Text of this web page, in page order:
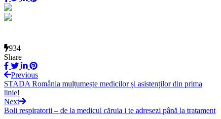
934
Share
Previous
STADA România mulțumește medicilor și asistenților din prima
linie!
Next
Boli respiratorii – de la medicul căruia i te adresezi până la tratament